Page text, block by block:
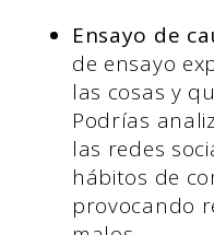
Ensayo de
de ensayo
las cosas y
Podrías
las redes
hábitos de
provocando